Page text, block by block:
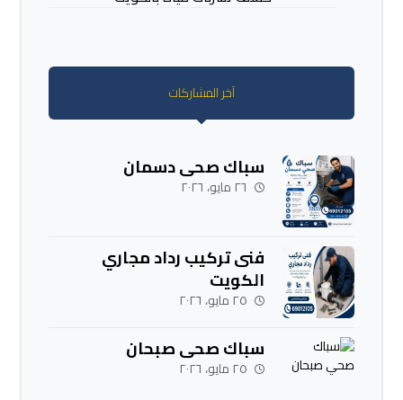
آخر المشاركات
سباك صحي دسمان
٢٦ مايو، ٢٠٢٦
فنى تركيب رداد مجاري
الكويت
٢٥ مايو، ٢٠٢٦
سباك صحي صبحان
٢٥ مايو، ٢٠٢٦